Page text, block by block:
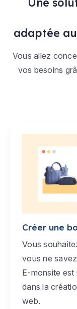
adaptée
Vous allez
vos besoins
Créer une
Vous
vous ne
E-monsite est
dans la
web.